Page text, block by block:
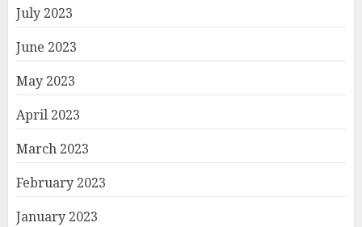
July 2023
June 2023
May 2023
April 2023
March 2023
February 2023
January 2023